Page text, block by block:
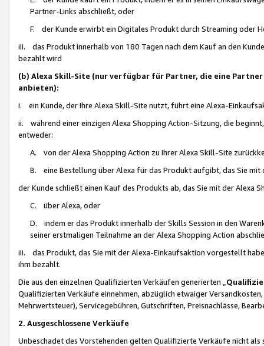
Partner-Links abschließt, oder
F. der Kunde erwirbt ein Digitales Produkt durch Streaming oder
iii. das Produkt innerhalb von 180 Tagen nach dem Kauf an den
bezahlt wird
(b) Alexa Skill-Site (nur verfügbar für Partner, die eine
anbieten):
i. ein Kunde, der Ihre Alexa Skill-Site nutzt, führt eine Alexa-
ii. während einer einzigen Alexa Shopping Action-Sitzung, die
entweder:
A. von der Alexa Shopping Action zu Ihrer Alexa Skill-Site
B. eine Bestellung über Alexa für das Produkt aufgibt, das Sie mit
der Kunde schließt einen Kauf des Produkts ab, das Sie mit der Alexa
C. über Alexa, oder
D. indem er das Produkt innerhalb der Skills Session in den
seiner erstmaligen Teilnahme an der Alexa Shopping Action
iii. das Produkt, das Sie mit der Alexa-Einkaufsaktion vorgestellt
ihm bezahlt.
Die aus den einzelnen Qualifizierten Verkäufen generierten „
Qualifizierten Verkäufe einnehmen, abzüglich etwaiger
Mehrwertsteuer), Servicegebühren, Gutschriften, Preisnachlässe,
2. Ausgeschlossene Verkäufe
Unbeschadet des Vorstehenden gelten Qualifizierte Verkäufe nicht